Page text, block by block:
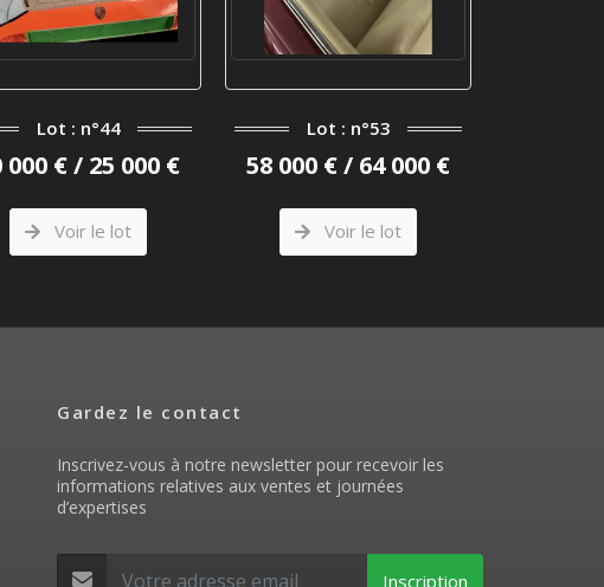
Lot : n°44
000 € / 25 000 €
Voir le lot
Lot : n°53
58 000 € / 64 000 €
Voir le lot
Gardez le contact
Inscrivez-vous à notre newsletter pour recevoir les
informations relatives aux ventes et journées
d’expertises
Inscription